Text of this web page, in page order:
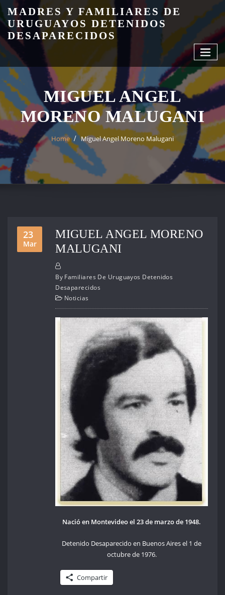
Skip
to
content
MADRES Y FAMILIARES DE
URUGUAYOS DETENIDOS
DESAPARECIDOS
MIGUEL ANGEL
MORENO MALUGANI
Home Miguel Angel Moreno Malugani
23
Mar
MIGUEL ANGEL MORENO
MALUGANI
By Familiares De Uruguayos Detenidos
Desaparecidos
Noticias
Nació en Montevideo el 23 de marzo de 1948.
Detenido Desaparecido en Buenos Aires el 1 de
octubre de 1976.
Compartir